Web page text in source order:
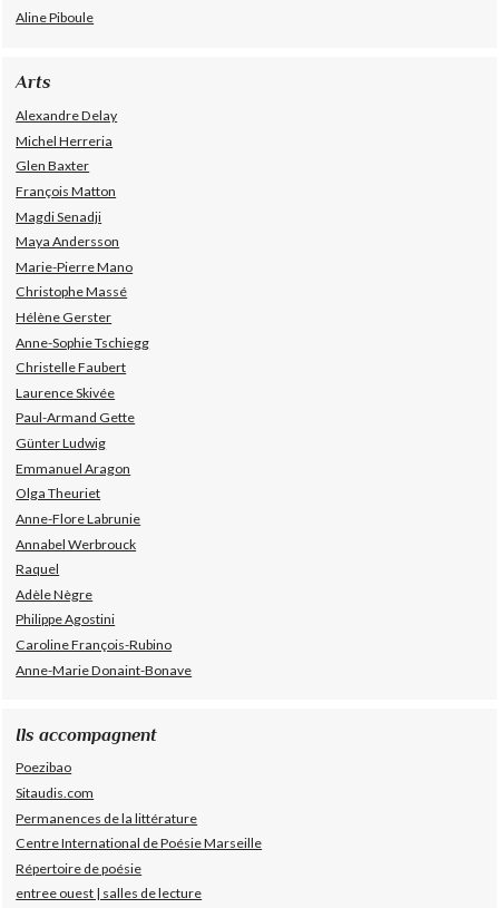
Aline Piboule
Arts
Alexandre Delay
Michel Herreria
Glen Baxter
François Matton
Magdi Senadji
Maya Andersson
Marie-Pierre Mano
Christophe Massé
Hélène Gerster
Anne-Sophie Tschiegg
Christelle Faubert
Laurence Skivée
Paul-Armand Gette
Günter Ludwig
Emmanuel Aragon
Olga Theuriet
Anne-Flore Labrunie
Annabel Werbrouck
Raquel
Adèle Nègre
Philippe Agostini
Caroline François-Rubino
Anne-Marie Donaint-Bonave
Ils accompagnent
Poezibao
Sitaudis.com
Permanences de la littérature
Centre International de Poésie Marseille
Répertoire de poésie
entree ouest | salles de lecture